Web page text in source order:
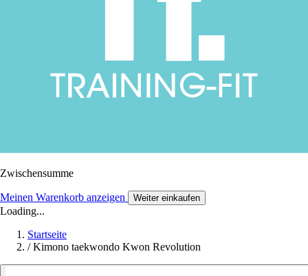
Zwischensumme
Meinen Warenkorb anzeigen Weiter einkaufen
Loading...
Startseite
/ Kimono taekwondo Kwon Revolution